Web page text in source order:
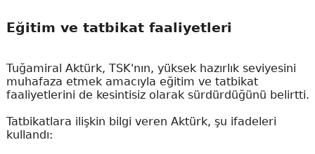
Eğitim ve tatbikat faaliyetleri
Tuğamiral Aktürk, TSK'nın, yüksek hazırlık seviyesini
muhafaza etmek amacıyla eğitim ve tatbikat
faaliyetlerini de kesintisiz olarak sürdürdüğünü belirtti.
Tatbikatlara ilişkin bilgi veren Aktürk, şu ifadeleri
kullandı: